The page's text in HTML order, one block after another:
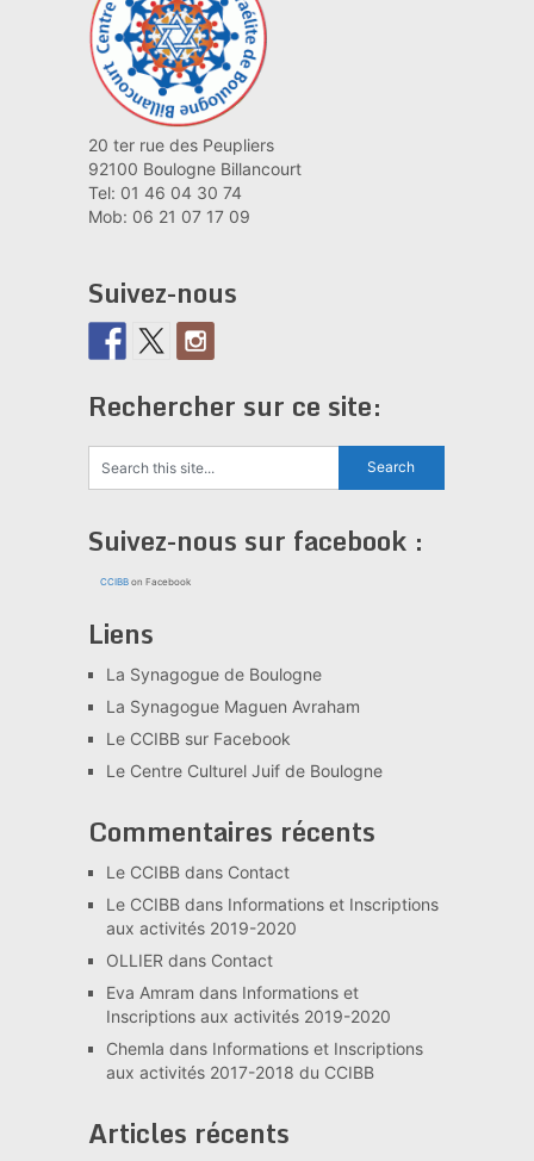
20 ter rue des Peupliers
92100 Boulogne Billancourt
Tel: 01 46 04 30 74
Mob: 06 21 07 17 09
Suivez-nous
Rechercher sur ce site:
Suivez-nous sur facebook :
CCIBBon Facebook
Liens
La Synagogue de Boulogne
La Synagogue Maguen Avraham
Le CCIBB sur Facebook
Le Centre Culturel Juif de Boulogne
Commentaires récents
Le CCIBBdans Contact
Le CCIBBdans Informations et Inscriptions
aux activités 2019-2020
OLLIER dans Contact
Eva Amram dans Informations et
Inscriptions aux activités 2019-2020
Chemla dans Informations et Inscriptions
aux activités 2017-2018 du CCIBB
Articles récents